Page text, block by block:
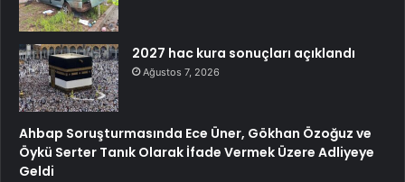
2027 hac kura sonuçları açıklandı
Ağustos 7, 2026
Ahbap Soruşturmasında Ece Üner, Gökhan Özoğuz ve
Öykü Serter Tanık Olarak İfade Vermek Üzere Adliyeye
Geldi